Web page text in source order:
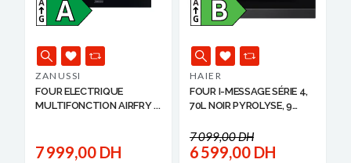
ZANUSSI
FOUR ELECTRIQUE
MULTIFONCTION AIRFRY ...
7 999,00 DH
HAIER
FOUR I-MESSAGE SÉRIE 4,
70L NOIR PYROLYSE, 9
7 099,00 DH
6 599,00 DH